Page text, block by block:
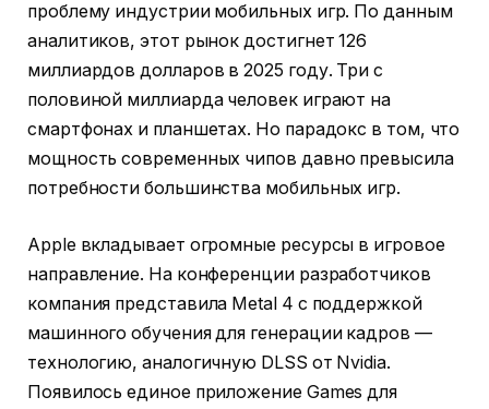
проблему индустрии мобильных игр. По данным
аналитиков, этот рынок достигнет 126
миллиардов долларов в 2025 году. Три с
половиной миллиарда человек играют на
смартфонах и планшетах. Но парадокс в том, что
мощность современных чипов давно превысила
потребности большинства мобильных игр.
Apple вкладывает огромные ресурсы в игровое
направление. На конференции разработчиков
компания представила Metal 4 с поддержкой
машинного обучения для генерации кадров —
технологию, аналогичную DLSS от Nvidia.
Появилось единое приложение Games для